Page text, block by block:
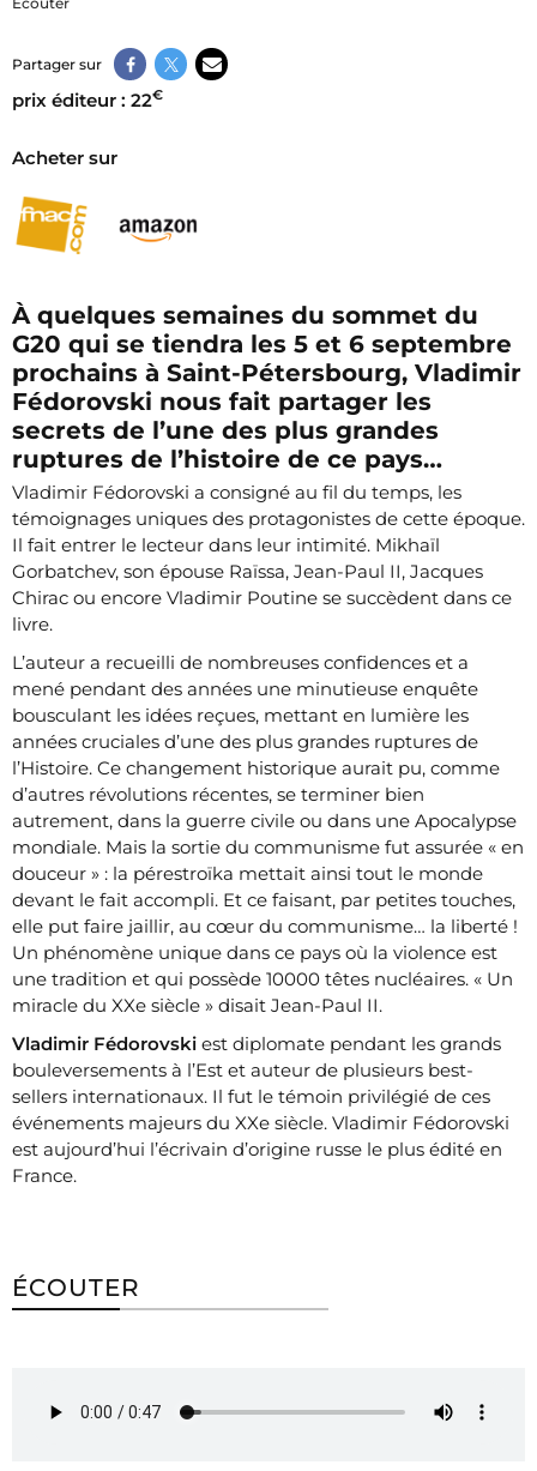
Partager sur
prix éditeur : 22€
Acheter sur
À quelques semaines du sommet du
G20 qui se tiendra les 5 et 6 septembre
prochains à Saint-Pétersbourg, Vladimir
Fédorovski nous fait partager les
secrets de l’une des plus grandes
ruptures de l’histoire de ce pays…
Vladimir Fédorovski a consigné au fil du temps, les
témoignages uniques des protagonistes de cette époque.
Il fait entrer le lecteur dans leur intimité. Mikhaïl
Gorbatchev, son épouse Raïssa, Jean-Paul II, Jacques
Chirac ou encore Vladimir Poutine se succèdent dans ce
livre.
L’auteur a recueilli de nombreuses confidences et a
mené pendant des années une minutieuse enquête
bousculant les idées reçues, mettant en lumière les
années cruciales d’une des plus grandes ruptures de
l’Histoire. Ce changement historique aurait pu, comme
d’autres révolutions récentes, se terminer bien
autrement, dans la guerre civile ou dans une Apocalypse
mondiale. Mais la sortie du communisme fut assurée « en
douceur » : la pérestroïka mettait ainsi tout le monde
devant le fait accompli. Et ce faisant, par petites touches,
elle put faire jaillir, au cœur du communisme… la liberté !
Un phénomène unique dans ce pays où la violence est
une tradition et qui possède 10000 têtes nucléaires. « Un
miracle du XXe siècle » disait Jean-Paul II.
Vladimir Fédorovski est diplomate pendant les grands
bouleversements à l’Est et auteur de plusieurs best-
sellers internationaux. Il fut le témoin privilégié de ces
événements majeurs du XXe siècle. Vladimir Fédorovski
est aujourd’hui l’écrivain d’origine russe le plus édité en
France.
ÉCOUTER